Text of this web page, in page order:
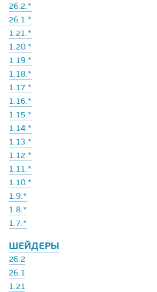
26.2.*
26.1.*
1.21.*
1.20.*
1.19.*
1.18.*
1.17.*
1.16.*
1.15.*
1.14.*
1.13.*
1.12.*
1.11.*
1.10.*
1.9.*
1.8.*
1.7.*
ШЕЙДЕРЫ
26.2
26.1
1.21